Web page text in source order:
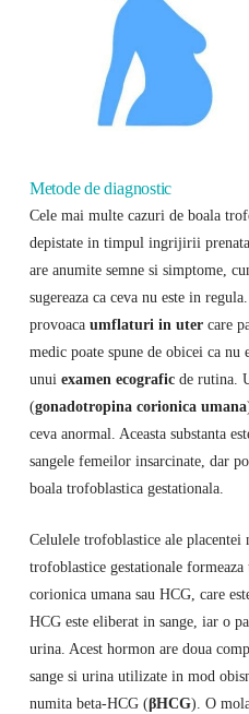
Metode de diagnostic
Cele mai multe cazuri de boala
depistate in timpul ingrijirii
are anumite semne si simptome,
sugereaza ca ceva nu este in
provoacaumflaturi in utercare
medic poate spune de obicei ca
unui examen ecograficde rutina.
(gonadotropina corionica umana
ceva anormal. Aceasta substanta
sangele femeilor insarcinate, dar
boala trofoblastica gestationala.
Celulele trofoblastice ale
trofoblastice gestationale
corionica umana sau HCG, care
HCG este eliberat in sange, iar o
urina. Acest hormon are doua
sange si urina utilizate in mod
numita beta-HCG (βHCG). O